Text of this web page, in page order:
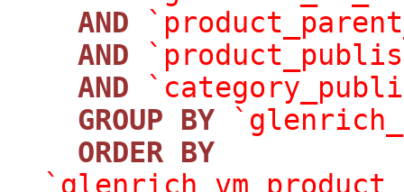
AND
AND
AND
GROUP
BY
ORDER BY